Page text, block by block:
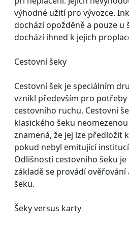
výhodné užití pro vývozce.
dochází opožděně a pouze u
dochází ihned k jejich
Cestovní šeky
Cestovní šek je speciálním
vznikl především pro
cestovního ruchu. Cestovní
klasického šeku
znamená, že jej lze předložit
pokud nebyl emitující
Odlišností cestovního šeku
základě se provádí
šeku.
Šeky versus karty